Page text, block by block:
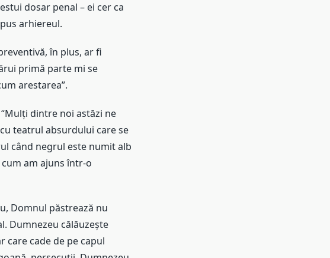
dosar penal – ei cer ca
arhiereul.
în plus, ar fi
primă parte mi se
arestarea”.
dintre noi astăzi ne
teatrul absurdului care se
când negrul este numit alb
am ajuns într-o
Domnul păstrează nu
Dumnezeu călăuzește
care cade de pe capul